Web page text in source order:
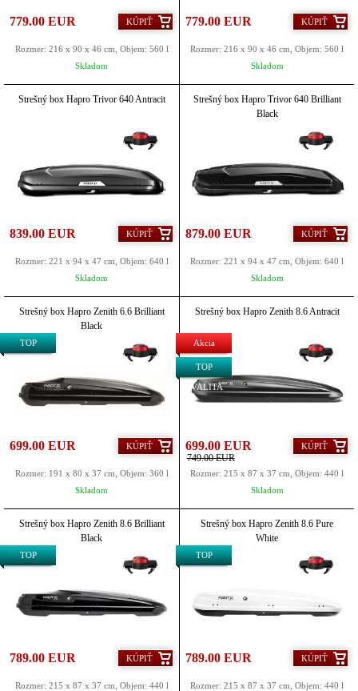
779.00 EUR KÚPIŤ
Rozmer: 216 x 90 x 46 cm, Objem: 560 l
Skladom
779.00 EUR KÚPIŤ
Rozmer: 216 x 90 x 46 cm, Objem: 560 l
Skladom
Strešný box Hapro Trivor 640 Antracit
839.00 EUR KÚPIŤ
Rozmer: 221 x 94 x 47 cm, Objem: 640 l
Skladom
Strešný box Hapro Trivor 640 Brilliant
Black
879.00 EUR KÚPIŤ
Rozmer: 221 x 94 x 47 cm, Objem: 640 l
Skladom
TOP
Strešný box Hapro Zenith 6.6 Brilliant
Black
699.00 EUR KÚPIŤ
Rozmer: 191 x 80 x 37 cm, Objem: 360 l
Skladom
Akcia
TOP
KVALITA
Strešný box Hapro Zenith 8.6 Antracit
699.00 EUR
749.00 EUR
KÚPIŤ
Rozmer: 215 x 87 x 37 cm, Objem: 440 l
Skladom
TOP
Strešný box Hapro Zenith 8.6 Brilliant
Black
789.00 EUR KÚPIŤ
Rozmer: 215 x 87 x 37 cm, Objem: 440 l
TOP
Strešný box Hapro Zenith 8.6 Pure
White
789.00 EUR KÚPIŤ
Rozmer: 215 x 87 x 37 cm, Objem: 440 l